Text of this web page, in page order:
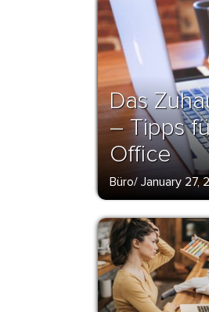
Das
– Tipps
Office
Büro/ January 27,